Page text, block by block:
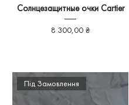
Солнцезащитные очки Cartier
Ціна
8 300,00 ₴
Під Замовлення